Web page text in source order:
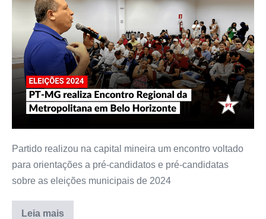
Partido realizou na capital mineira um encontro voltado
para orientações a pré-candidatos e pré-candidatas
sobre as eleições municipais de 2024
Leia mais